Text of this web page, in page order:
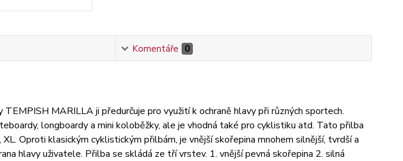
Komentáře 0
MARILLA ji předurčuje pro využití k ochraně hlavy při různých sportech.
longboardy a mini koloběžky, ale je vhodná také pro cyklistiku atd. Tato přilba
Oproti klasickým cyklistickým přilbám, je vnější skořepina mnohem silnější, tvrdší a
hlavy uživatele. Přilba se skládá ze tří vrstev. 1. vnější pevná skořepina 2. silná